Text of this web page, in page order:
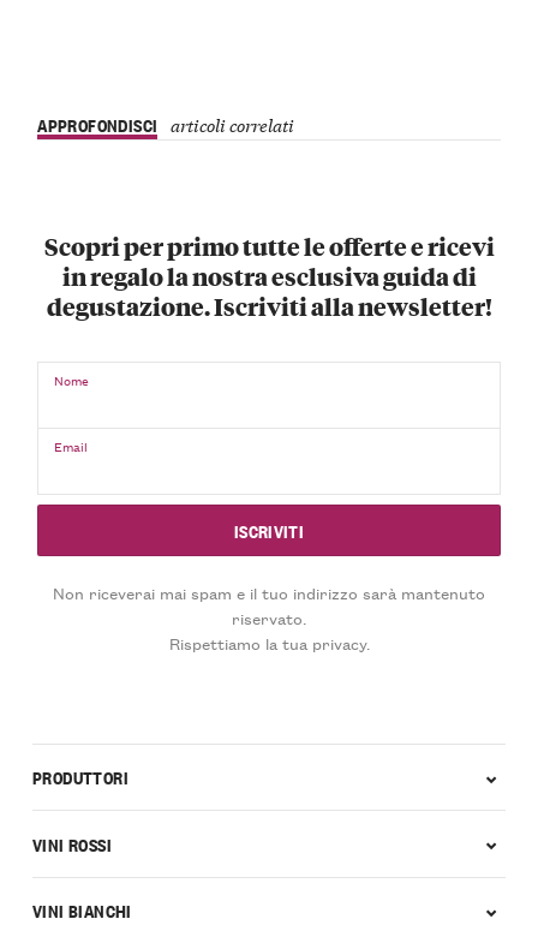
APPROFONDISCI articoli correlati
Scopri per primo tutte le offerte e ricevi
in regalo la nostra esclusiva guida di
degustazione. Iscriviti alla newsletter!
Nome
Email
Non riceverai mai spam e il tuo indirizzo sarà mantenuto
riservato.
Rispettiamo la tua privacy.
PRODUTTORI
VINI ROSSI
VINI BIANCHI